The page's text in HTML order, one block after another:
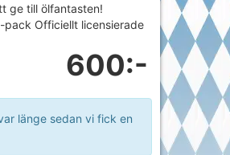
ge till ölfantasten!
pack Officiellt licensierade
600:-
länge sedan vi fick en